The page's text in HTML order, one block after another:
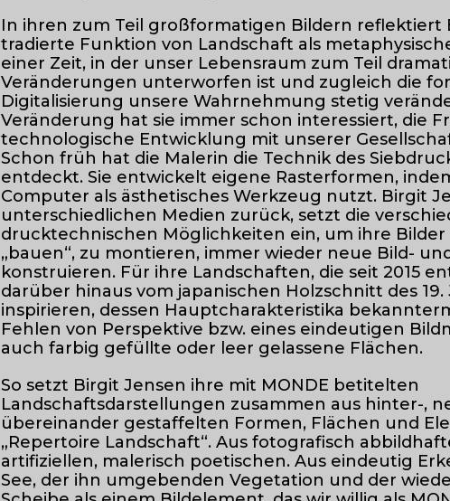
In ihren zum Teil großformatigen Bildern reflektiert
tradierte Funktion von Landschaft als
einer Zeit, in der unser Lebensraum zum Teil
Veränderungen unterworfen ist und zugleich die
Digitalisierung unsere Wahrnehmung stetig
Veränderung hat sie immer schon interessiert, die
technologische Entwicklung mit unserer
Schon früh hat die Malerin die Technik des
entdeckt. Sie entwickelt eigene Rasterformen,
Computer als ästhetisches Werkzeug nutzt. Birgit
unterschiedlichen Medien zurück, setzt die
drucktechnischen Möglichkeiten ein, um ihre Bilder
„bauen“, zu montieren, immer wieder neue Bild-
konstruieren. Für ihre Landschaften, die seit 2015
darüber hinaus vom japanischen Holzschnitt des
inspirieren, dessen Hauptcharakteristika
Fehlen von Perspektive bzw. eines eindeutigen
auch farbig gefüllte oder leer gelassene Flächen.
So setzt Birgit Jensen ihre mit MONDE betitelten
Landschaftsdarstellungen zusammen aus hinter-,
übereinander gestaffelten Formen, Flächen und
„Repertoire Landschaft“. Aus fotografisch
artifiziellen, malerisch poetischen. Aus eindeutig
See, der ihn umgebenden Vegetation und der